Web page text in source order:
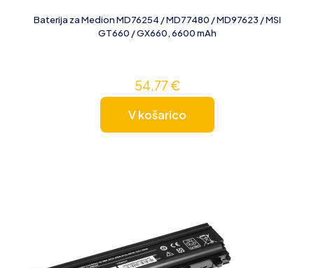
Baterija za Medion MD76254 / MD77480 / MD97623 / MSI
GT660 / GX660, 6600 mAh
54,77 €
V košarico